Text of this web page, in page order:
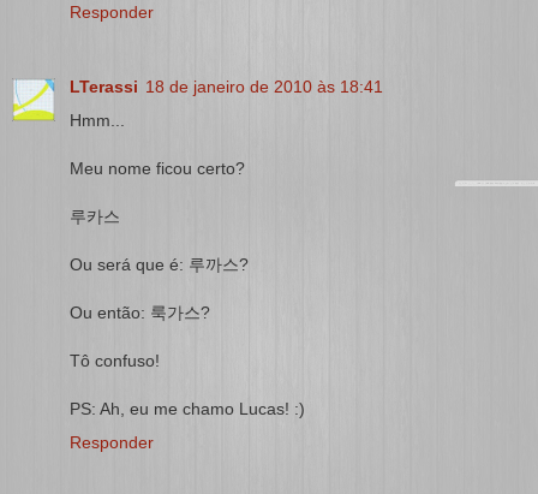
Responder
LTerassi 18 de janeiro de 2010 às 18:41
Hmm...
Meu nome ficou certo?
루카스
Ou será que é: 루까스?
Ou então: 룩가스?
Tô confuso!
PS: Ah, eu me chamo Lucas! :)
Responder